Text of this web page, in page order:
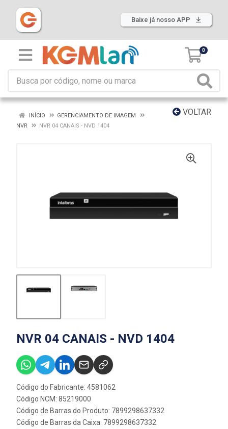
Baixe já nosso APP
0
VOLTAR
INÍCIO
GERENCIAMENTO DE IMAGEM
NVR
NVR 04 CANAIS - NVD 1404
NVR 04 CANAIS - NVD 1404
Código do Fabricante: 4581062
Código NCM: 85219000
Código de Barras do Produto: 7899298637332
Código de Barras da Caixa: 7899298637332